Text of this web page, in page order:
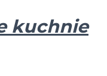
kuchnie